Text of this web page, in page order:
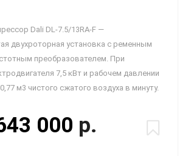
Dali DL-7.5/13RA-F —
двухроторная установка с ременным
преобразователем. При
7,5 кВт и рабочем давлении
м3 чистого сжатого воздуха в минуту.
000 р.